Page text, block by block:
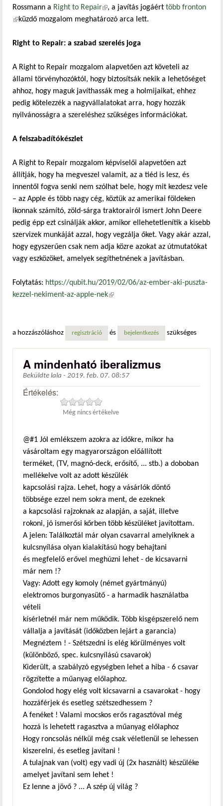
Rossmann a Right to Repair(külső hivatkozás)
, a javítás jogáért több fronton
(külső hivatkozás)
küzdő mozgalom meghatározó arca lett.
Right to Repair: a szabad szerelés joga
A Right to Repair mozgalom alapvetően azt követeli az
állami törvényhozóktól, hogy biztosítsák nekik a lehetőséget
ahhoz, hogy maguk javíthassák meg a holmijaikat, ehhez
pedig kötelezzék a nagyvállalatokat arra, hogy hozzák
nyilvánosságra a szereléshez szükséges információkat.
A felszabadítókészlet
A Right to Repair mozgalom képviselői alapvetően azt
állítják, hogy ha megveszel valamit, az a tiéd is lesz, és
innentől fogva senki nem szólhat bele, hogy mit kezdesz vele
– az Apple és több nagy cég, köztük az amerikai földeken
ikonnak számító, zöld-sárga traktorairól ismert John Deere
pedig épp ezt csinálják akkor, amikor ellehetetlenítik a kisebb
szervizek munkáját azzal, hogy vegzálja őket. Vagy akár azzal,
hogy egyszerűen csak nem adja közre azokat az útmutatókat
vagy eszközöket, amelyek segíthetnének a javításban.
Folytatás: https://qubit.hu/2019/02/06/az-ember-aki-puszta-
kezzel-nekiment-az-apple-nek(külső hivatkozás)
a hozzászóláshoz regisztráció és bejelentkezés szükséges
A mindenható iberalizmus
Beküldte lala - 2019. feb. 07. 08:57
Értékelés:
Még nincs értékelve
@#1 Jól emlékszem azokra az időkre, mikor ha
vásároltam egy magyarországon előállított
terméket, (TV, magnó-deck, erősítő, ... stb.) a doboban
mellékelve volt az adott készülék
kapcsolási rajza. Lehet, hogy a vásárlók döntő
többsége ezzel nem sokra ment, de ezeknek
a kapcsolási rajzoknak az alapján, a saját, illetve
rokoni, jó ismerősi kőrben több készüléket javítottam.
A jelen: Találkoztál már olyan csavarral amelyiknek a
kulcsnyílása olyan kialakítású hogy behajtani
és megfelelő erővel meghúzni lehet - de kicsavarni
már nem !?
Vagy: Adott egy komoly (német gyártmányú)
elektromos burgonyasütő - a harmadik használatba
vételi
kísérletnél már nem működik. Több kisgépszerelő nem
vállalja a javítását (időközben lejárt a garancia)
Megnéztem ! - Szétszedni is elég körülményes volt
(különböző, spec. kulcsnyílású csavarok)
Kiderült, a szabályzó egységben lehet a hiba - 6 csavar
rögzítette a műanyag előlaphoz.
Gondolod hogy elég volt kicsavarni a csavarokat - hogy
hozzáférjek és esetleg szétszedhessem ?
A fenéket ! Valami mocskos erős ragasztóval még
hozzá is lehetett ragasztva a műanyag előlaphoz
Hogy roncsolás nélkül még csak véletlenül se lehessen
kiszerelni, és esetleg javítani !
A tulajnak van (volt) egy vadi új (2x használt) készüléke
amelyet javítani sem lehet !
Ez lenne a jövő ? ... A szép új világ ?